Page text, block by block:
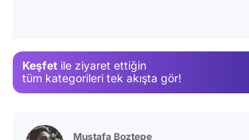
Keşfet ile ziyaret ettiğin
tüm kategorileri tek akışta gör!
Mustafa Boztepe